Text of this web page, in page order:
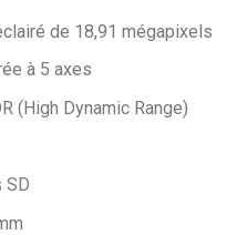
de 18,91 mégapixels
à 5 axes
(High Dynamic Range)
SD